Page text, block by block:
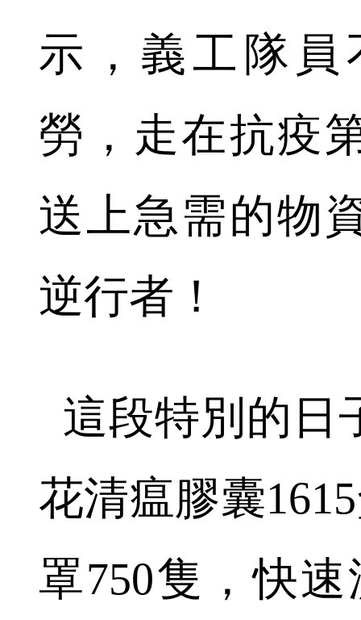
示，義工隊
勞，走在抗疫
送上急需的物
逆行者！
這段特別的日
花清瘟膠囊
罩750隻，快